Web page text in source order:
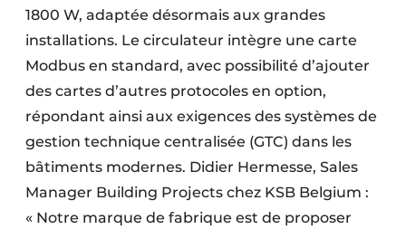
1800 W, adaptée désormais aux grandes
installations. Le circulateur intègre une carte
Modbus en standard, avec possibilité d’ajouter
des cartes d’autres protocoles en option,
répondant ainsi aux exigences des systèmes de
gestion technique centralisée (GTC) dans les
bâtiments modernes. Didier Hermesse, Sales
Manager Building Projects chez KSB Belgium :
« Notre marque de fabrique est de proposer